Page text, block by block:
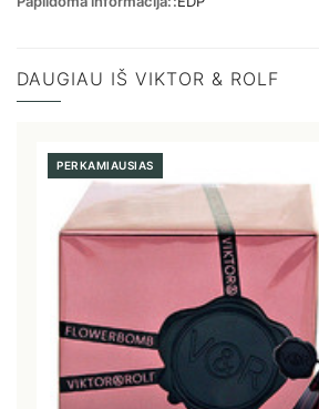
DAUGIAU IŠ VIKTOR & ROLF
PERKAMIAUSIAS
3 EURŲ
Užsisakyk mūsų naujienlaiškį
nuolaidą pirmam užsakymui